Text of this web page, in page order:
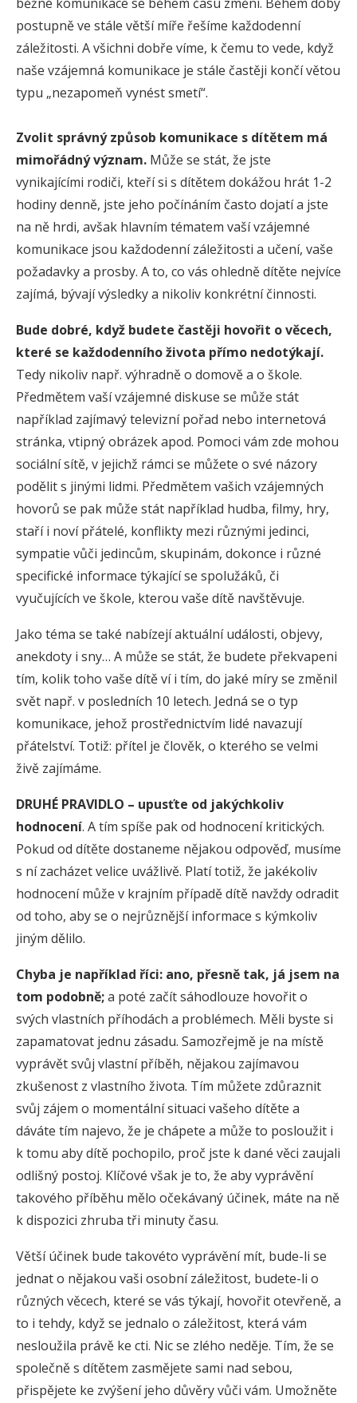
postupně ve stále větší míře řešíme každodenní
záležitosti. A všichni dobře víme, k čemu to vede, když
naše vzájemná komunikace je stále častěji končí větou
typu „nezapomeň vynést smetí“.
Zvolit správný způsob komunikace s dítětem má
mimořádný význam. Může se stát, že jste
vynikajícími rodiči, kteří si s dítětem dokážou hrát 1-2
hodiny denně, jste jeho počínáním často dojatí a jste
na ně hrdi, avšak hlavním tématem vaší vzájemné
komunikace jsou každodenní záležitosti a učení, vaše
požadavky a prosby. A to, co vás ohledně dítěte nejvíce
zajímá, bývají výsledky a nikoliv konkrétní činnosti.
Bude dobré, když budete častěji hovořit o věcech,
které se každodenního života přímo nedotýkají.
Tedy nikoliv např. výhradně o domově a o škole.
Předmětem vaší vzájemné diskuse se může stát
například zajímavý televizní pořad nebo internetová
stránka, vtipný obrázek apod. Pomoci vám zde mohou
sociální sítě, v jejichž rámci se můžete o své názory
podělit s jinými lidmi. Předmětem vašich vzájemných
hovorů se pak může stát například hudba, filmy, hry,
staří i noví přátelé, konflikty mezi různými jedinci,
sympatie vůči jedincům, skupinám, dokonce i různé
specifické informace týkající se spolužáků, či
vyučujících ve škole, kterou vaše dítě navštěvuje.
Jako téma se také nabízejí aktuální události, objevy,
anekdoty i sny… A může se stát, že budete překvapeni
tím, kolik toho vaše dítě ví i tím, do jaké míry se změnil
svět např. v posledních 10 letech. Jedná se o typ
komunikace, jehož prostřednictvím lidé navazují
přátelství. Totiž: přítel je člověk, o kterého se velmi
živě zajímáme.
DRUHÉ PRAVIDLO – upusťte od jakýchkoliv
hodnocení. A tím spíše pak od hodnocení kritických.
Pokud od dítěte dostaneme nějakou odpověď, musíme
s ní zacházet velice uvážlivě. Platí totiž, že jakékoliv
hodnocení může v krajním případě dítě navždy odradit
od toho, aby se o nejrůznější informace s kýmkoliv
jiným dělilo.
Chyba je například říci: ano, přesně tak, já jsem na
tom podobně;a poté začít sáhodlouze hovořit o
svých vlastních příhodách a problémech. Měli byste si
zapamatovat jednu zásadu. Samozřejmě je na místě
vyprávět svůj vlastní příběh, nějakou zajímavou
zkušenost z vlastního života. Tím můžete zdůraznit
svůj zájem o momentální situaci vašeho dítěte a
dáváte tím najevo, že je chápete a může to posloužit i
k tomu aby dítě pochopilo, proč jste k dané věci zaujali
odlišný postoj. Klíčové však je to, že aby vyprávění
takového příběhu mělo očekávaný účinek, máte na ně
k dispozici zhruba tři minuty času.
Větší účinek bude takovéto vyprávění mít, bude-li se
jednat o nějakou vaši osobní záležitost, budete-li o
různých věcech, které se vás týkají, hovořit otevřeně, a
to i tehdy, když se jednalo o záležitost, která vám
nesloužila právě ke cti. Nic se zlého neděje. Tím, že se
společně s dítětem zasmějete sami nad sebou,
přispějete ke zvýšení jeho důvěry vůči vám. Umožněte